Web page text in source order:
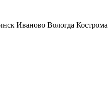
Иваново Вологда Кострома